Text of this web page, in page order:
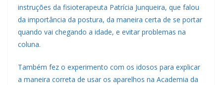
instruções da fisioterapeuta Patrícia Junqueira, que falou
da importância da postura, da maneira certa de se portar
quando vai chegando a idade, e evitar problemas na
coluna.
Também fez o experimento com os idosos para explicar
a maneira correta de usar os aparelhos na Academia da